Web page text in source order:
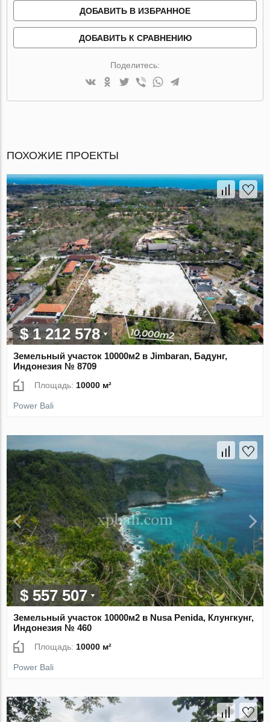
ДОБАВИТЬ В ИЗБРАННОЕ
ДОБАВИТЬ К СРАВНЕНИЮ
Поделитесь:
ПОХОЖИЕ ПРОЕКТЫ
$ 1 212 578
Земельный участок 10000м2 в Jimbaran, Бадунг,
Индонезия № 8709
Площадь:10000 м²
Power Bali
$ 557 507
Земельный участок 10000м2 в Nusa Penida, Клунгкунг,
Индонезия № 460
Площадь: 10000 м²
Power Bali